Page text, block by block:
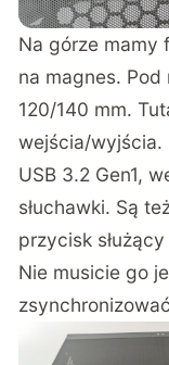
Na górze mamy
na magnes. Pod
120/140 mm.
wejścia/wyjścia.
USB 3.2 Gen1,
słuchawki. Są
przycisk
Nie musicie go